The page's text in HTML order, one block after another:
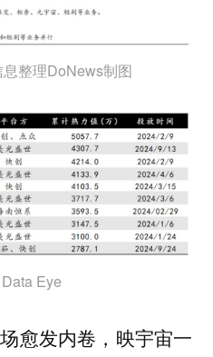
整理DoNews制图
Eye
愈发内卷，映宇宙一